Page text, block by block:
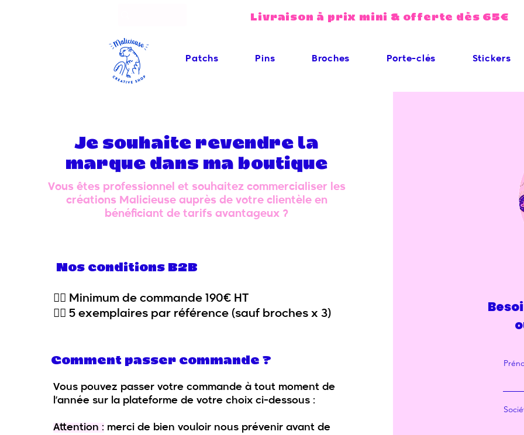
Livraison à prix mini & offerte dès 65€
Patchs Pins Broches Porte-clés Stickers
Je souhaite revendre la
marque dans ma boutique
Vous êtes professionnel et souhaitez commercialiser les
créations Malicieuse auprès de votre clientèle en
bénéficiant de tarifs avantageux ?
Nos conditions B2B
👉🏻 Minimum de commande 190€ HT
👉🏻 5 exemplaires par référence (sauf broches x 3)
Comment passer commande ?
Vous pouvez passer votre commande à tout moment de
l’année sur la plateforme de votre choix ci-dessous :
Attention : merci de bien vouloir nous prévenir avant de